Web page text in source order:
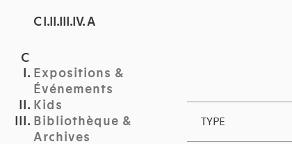
C I.II.III.IV. A
Expositions &
Événements
Kids
Bibliothèque &
Archives
TYPE